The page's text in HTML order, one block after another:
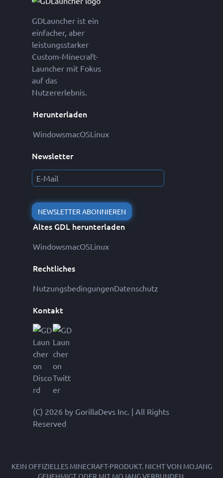
GDLauncher ist ein
einfacher, aber
leistungsstarker
Custom-Minecraft-
Launcher mit Fokus
auf das
Nutzererlebnis.
Herunterladen
WindowsmacOSLinux
Newsletter
NEWSLETTER ABONNIEREN
Altes GDL herunterladen
WindowsmacOSLinux
Rechtliches
NutzungsbedingungenDatenschutz
Kontakt
(C) 2026 by GorillaDevs Inc. | All Rights
Reserved
KEIN OFFIZIELLES MINECRAFT-PRODUKT. NICHT VON MOJANG
GENEHMIGT ODER MIT MOJANG VERBUNDEN.